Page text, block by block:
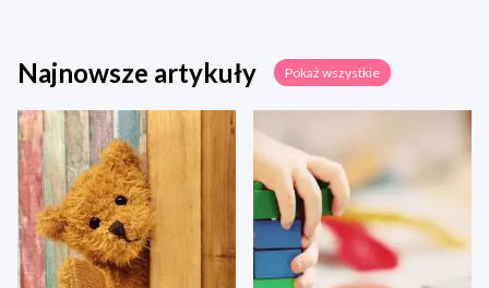
Najnowsze artykuły Pokaż wszystkie